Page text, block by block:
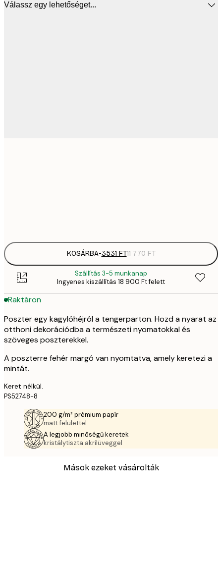
Válassz egy lehetőséget...
KOSÁRBA-3531 FT11 770 FT
Szállítás 3-5 munkanap
Ingyenes kiszállítás 18 900 Ft felett
Raktáron
Poszter egy kagylóhéjról a tengerparton. Hozd a nyarat az
otthoni dekorációdba a természeti nyomatokkal és
szöveges poszterekkel.
A poszterre fehér margó van nyomtatva, amely keretezi a
mintát.
Keret nélkül.
PS52748-8
200 g/m² prémium papír
matt felülettel.
A legjobb minőségű keretek
kristálytiszta akrilüveggel
Mások ezeket vásárolták